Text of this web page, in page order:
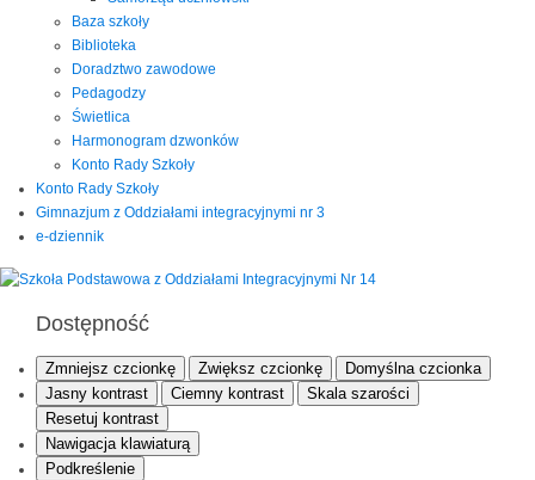
Baza szkoły
Biblioteka
Doradztwo zawodowe
Pedagodzy
Świetlica
Harmonogram dzwonków
Konto Rady Szkoły
Konto Rady Szkoły
Gimnazjum z Oddziałami integracyjnymi nr 3
e-dziennik
Dostępność
Zmniejsz czcionkę Zwiększ czcionkę
Domyślna czcionka
Jasny kontrast
Ciemny kontrast
Skala szarości
Resetuj kontrast
Nawigacja klawiaturą
Podkreślenie